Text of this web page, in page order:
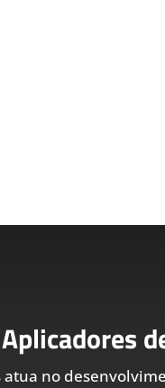
Aplicadores
atua no